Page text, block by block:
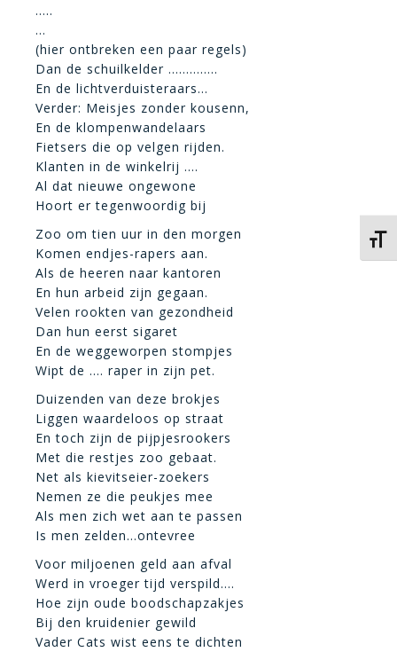
…..
…
(hier ontbreken een paar regels)
Dan de schuilkelder …………..
En de lichtverduisteraars…
Verder: Meisjes zonder kousenn,
En de klompenwandelaars
Fietsers die op velgen rijden.
Klanten in de winkelrij ….
Al dat nieuwe ongewone
Hoort er tegenwoordig bij
Zoo om tien uur in den morgen
Komen endjes-rapers aan.
Als de heeren naar kantoren
En hun arbeid zijn gegaan.
Velen rookten van gezondheid
Dan hun eerst sigaret
En de weggeworpen stompjes
Wipt de …. raper in zijn pet.
Duizenden van deze brokjes
Liggen waardeloos op straat
En toch zijn de pijpjesrookers
Met die restjes zoo gebaat.
Net als kievitseier-zoekers
Nemen ze die peukjes mee
Als men zich wet aan te passen
Is men zelden…ontevree
Voor miljoenen geld aan afval
Werd in vroeger tijd verspild….
Hoe zijn oude boodschapzakjes
Bij den kruidenier gewild
Vader Cats wist eens te dichten